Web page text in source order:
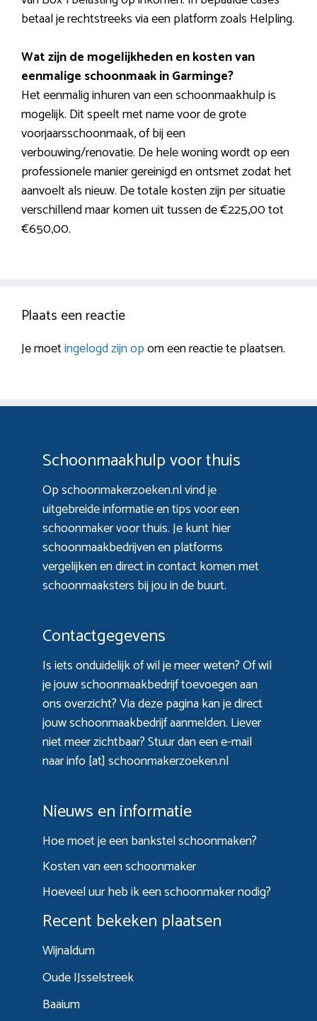
betaal je rechtstreeks via een platform zoals Helpling.
Wat zijn de mogelijkheden en kosten van
eenmalige schoonmaak in Garminge?
Het eenmalig inhuren van een schoonmaakhulp is
mogelijk. Dit speelt met name voor de grote
voorjaarsschoonmaak, of bij een
verbouwing/renovatie. De hele woning wordt op een
professionele manier gereinigd en ontsmet zodat het
aanvoelt als nieuw. De totale kosten zijn per situatie
verschillend maar komen uit tussen de €225,00 tot
€650,00.
Plaats een reactie
Je moetingelogd zijn opom een reactie te plaatsen.
Schoonmaakhulp voor thuis
Op schoonmakerzoeken.nl vind je
uitgebreide informatie en tips voor een
schoonmaker voor thuis. Je kunt hier
schoonmaakbedrijven en platforms
vergelijken en direct in contact komen met
schoonmaaksters bij jou in de buurt.
Contactgegevens
Is iets onduidelijk of wil je meer weten? Of wil
je jouw schoonmaakbedrijf toevoegen aan
ons overzicht? Viadeze paginakan je direct
jouw schoonmaakbedrijf aanmelden. Liever
niet meer zichtbaar? Stuur dan een e-mail
naar info [at] schoonmakerzoeken.nl
Nieuws en informatie
Hoe moet je een bankstel schoonmaken?
Kosten van een schoonmaker
Hoeveel uur heb ik een schoonmaker nodig?
Recent bekeken plaatsen
Wijnaldum
Oude IJsselstreek
Baaium